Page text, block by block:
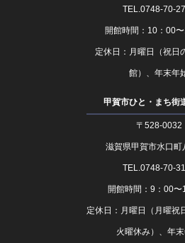
TEL.0748-70-
開館時間：10：00
定休日：月曜日（祝日
館）、年末年
甲賀市ひと・まち街
〒528-0032
滋賀県甲賀市水口町
TEL.0748-70-
開館時間：9：00〜
定休日：月曜日（月曜祝
火曜休み）、年